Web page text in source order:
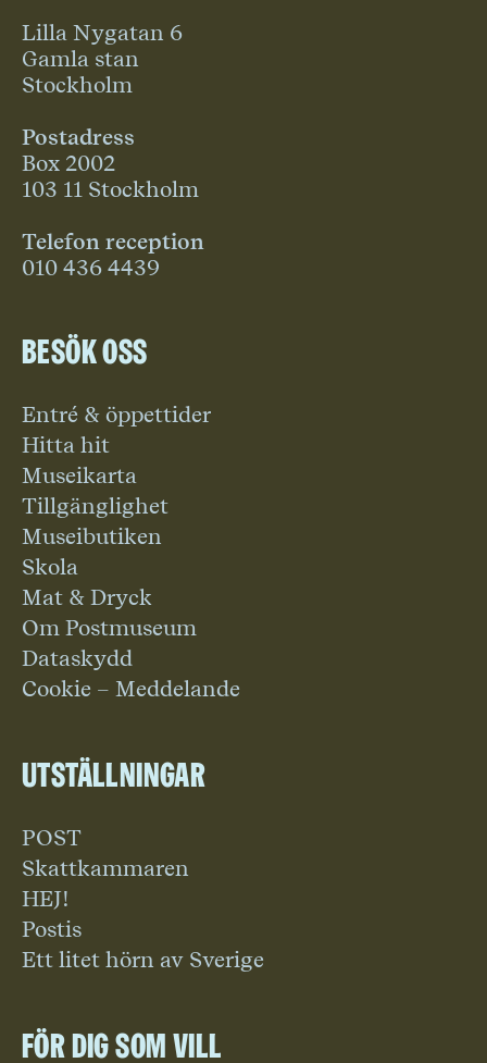
Lilla Nygatan 6
Gamla stan
Stockholm
Postadress
Box 2002
103 11 Stockholm
Telefon reception
010 436 4439
Besök oss
Entré & öppettider
Hitta hit
Museikarta
Tillgänglighet
Museibutiken
Skola
Mat & Dryck
Om Postmuseum
Dataskydd
Cookie – Meddelande
Utställningar
POST
Skattkammaren
HEJ!
Postis
Ett litet hörn av Sverige
För dig som vill